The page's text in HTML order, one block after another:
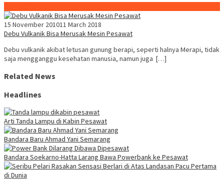
15 November 201011 March 2018
Debu Vulkanik Bisa Merusak Mesin Pesawat
Debu vulkanik akibat letusan gunung berapi, seperti halnya Merapi, tidak
saja mengganggu kesehatan manusia, namun juga […]
Related News
Headlines
Arti Tanda Lampu di Kabin Pesawat
Bandara Baru Ahmad Yani Semarang
Bandara Soekarno-Hatta Larang Bawa Powerbank ke Pesawat